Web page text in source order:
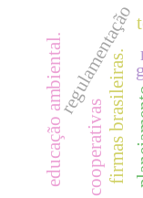
firmas brasileiras.
regulamentação
educação ambiental. cooperativas